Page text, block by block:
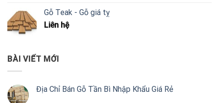
Gỗ Teak - Gỗ giá tỵ
Liên hệ
BÀI VIẾT MỚI
Địa Chỉ Bán Gỗ Tần Bì Nhập Khẩu Giá Rẻ